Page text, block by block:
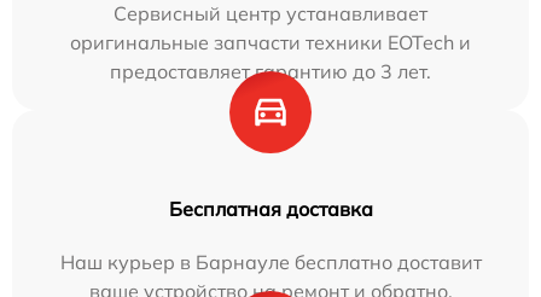
Сервисный центр устанавливает
оригинальные запчасти техники EOTech и
предоставляет гарантию до 3 лет.
Бесплатная доставка
Наш курьер в Барнауле бесплатно доставит
ваше устройство на ремонт и обратно.